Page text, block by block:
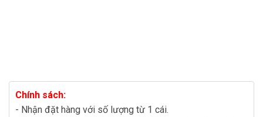
Chính sách:
- Nhận đặt hàng với số lượng từ 1 cái.